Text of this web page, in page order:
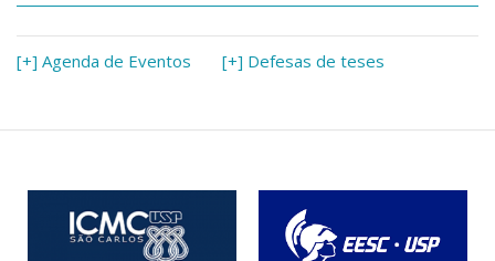
[+] Agenda de Eventos [+] Defesas de teses